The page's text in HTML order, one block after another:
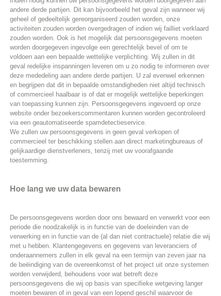
andere derde partijen. Dit kan bijvoorbeeld het geval zijn wanneer wij
geheel of gedeeltelijk gereorganiseerd zouden worden, onze
activiteiten zouden worden overgedragen of indien wij failliet verklaard
zouden worden. Ook is het mogelijk dat persoonsgegevens moeten
worden doorgegeven ingevolge een gerechtelijk bevel of om te
voldoen aan een bepaalde wettelijke verplichting. Wij zullen in dit
geval redelijke inspanningen leveren om u zo nodig te informeren over
deze mededeling aan andere derde partijen. U zal evenwel erkennen
en begrijpen dat dit in bepaalde omstandigheden niet altijd technisch
of commercieel haalbaar is of dat er mogelijk wettelijke beperkingen
van toepassing kunnen zijn. Persoonsgegevens ingevoerd op onze
website onder bezoekerscommentaren kunnen worden gecontroleerd
via een geautomatiseerde spamdetectieservice.
We zullen uw persoonsgegevens in geen geval verkopen of
commercieel ter beschikking stellen aan direct marketingbureaus of
gelijkaardige dienstverleners, tenzij met uw voorafgaande
toestemming.
Hoe lang we uw data bewaren
De persoonsgegevens worden door ons bewaard en verwerkt voor een
periode die noodzakelijk is in functie van de doeleinden van de
verwerking en in functie van de (al dan niet contractuele) relatie die wij
met u hebben. Klantengegevens en gegevens van leveranciers of
onderaannemers zullen in elk geval na een termijn van zeven jaar na
de beëindiging van de overeenkomst of het project uit onze systemen
worden verwijderd, behoudens voor wat betreft deze
persoonsgegevens die wij op basis van specifieke wetgeving langer
moeten bewaren of in geval van een lopend geschil waarvoor de